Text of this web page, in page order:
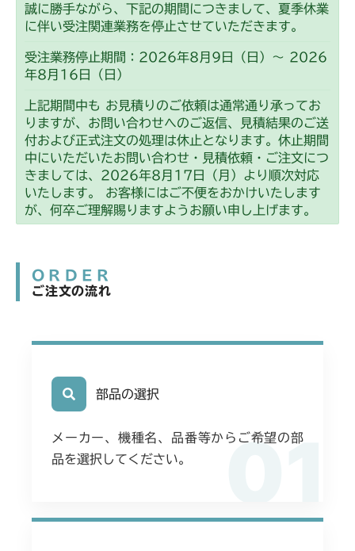
誠に勝手ながら、下記の期間につきまして、夏季休業
に伴い受注関連業務を停止させていただきます。
受注業務停止期間：2026年8月9日（日）～ 2026
年8月16日（日）
上記期間中も お見積りのご依頼は通常通り承ってお
りますが、お問い合わせへのご返信、見積結果のご送
付および正式注文の処理は休止となります。休止期間
中にいただいたお問い合わせ・見積依頼・ご注文につ
きましては、2026年8月17日（月）より順次対応
いたします。 お客様にはご不便をおかけいたします
が、何卒ご理解賜りますようお願い申し上げます。
ORDER
ご注文の流れ
01
部品の選択
メーカー、機種名、品番等からご希望の部
品を選択してください。